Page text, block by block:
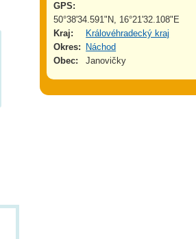
GPS:
50°38'34.591"N, 16°21'32.108"E
Kraj:
Královéhradecký kraj
Okres:
Náchod
Obec:
Janovičky